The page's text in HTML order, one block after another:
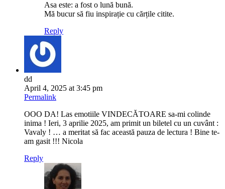
Asa este: a fost o lună bună.
Mă bucur să fiu inspirație cu cărțile citite.
Reply
dd
April 4, 2025 at 3:45 pm
Permalink
OOO DA! Las emotiile VINDECĂTOARE sa-mi colinde
inima ! Ieri, 3 aprilie 2025, am primit un biletel cu un cuvânt :
Vavaly ! … a meritat să fac această pauza de lectura ! Bine te-
am gasit !!! Nicola
Reply